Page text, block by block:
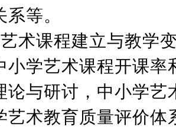
等。
术课程建立与教学
小学艺术课程开课
论与研讨，中小学
艺术教育质量评价